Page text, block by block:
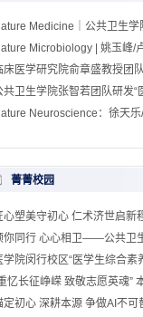
Medicine｜公共卫生
Microbiology | 姚玉峰/
床医学研究院俞章盛教授团
共卫生学院张智若团队研发
Neuroscience：徐天
菁菁校园
心塑美守初心 仁术济世启
你同行 心心相卫——公共卫
学院闵行校区“医学生综合
忆长征峥嵘 致敬志愿英魂”
定初心 深耕本源 争做AI不